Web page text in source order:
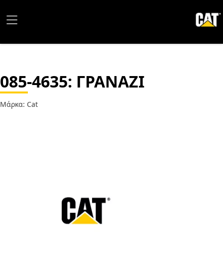
085-4635: ΓΡΑΝΑΖΙ
Μάρκα: Cat